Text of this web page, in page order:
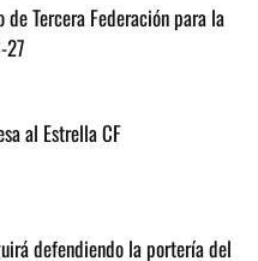
de Tercera Federación para la
al Estrella CF
defendiendo la portería del